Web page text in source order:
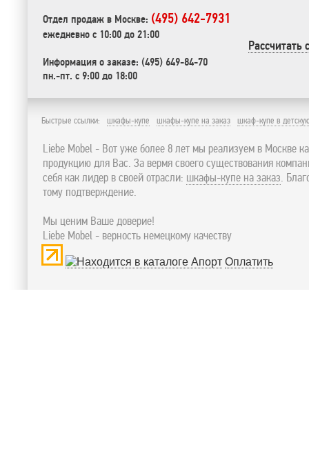
Отдел продаж в Москве: (495) 642-7931
ежедневно с 10:00 до 21:00
Информация о заказе: (495) 649-84-70
пн.-пт. с 9:00 до 18:00
Быстрые ссылки: шкафы-купе шкафы-купе на заказ шкаф-купе в
Liebe Mobel - Вот уже более 8 лет мы реализуем в Москве
продукцию для Вас. За вермя своего существования
себя как лидер в своей отрасли: шкафы-купе на заказ.
тому подтверждение.
Мы ценим Ваше доверие!
Liebe Mobel - верность немецкому качеству
Оплатить